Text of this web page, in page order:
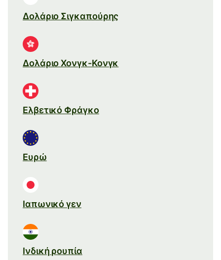
Δολάριο Σιγκαπούρης
Δολάριο Χονγκ-Κονγκ
Ελβετικό Φράγκο
Ευρώ
Ιαπωνικό γεν
Ινδική ρουπία